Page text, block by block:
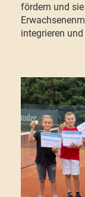
fördern und
integrieren